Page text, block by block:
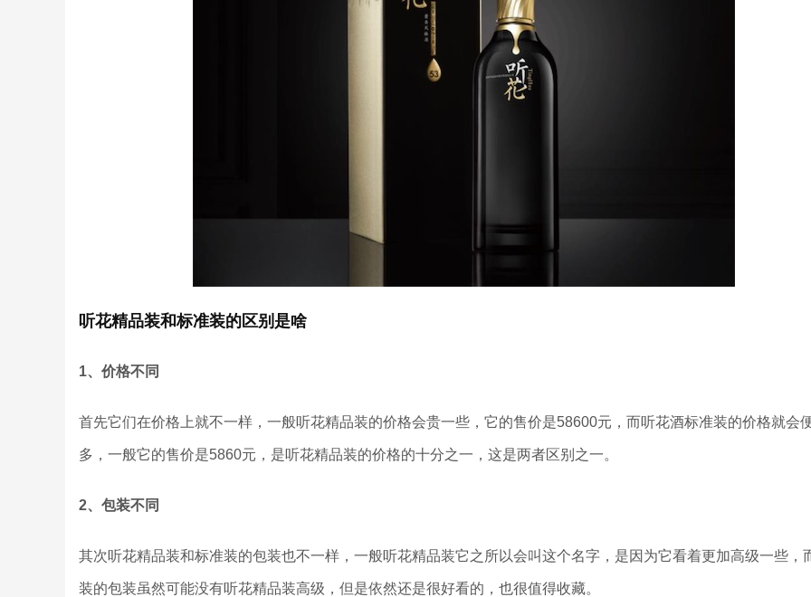
听花精品装和标准装的区别是啥
1、价格不同
首先它们在价格上就不一样，一般听花精品装的价格会贵一些，它的售价是58600元，而听花酒标准装的价格就会
多，一般它的售价是5860元，是听花精品装的价格的十分之一，这是两者区别之一。
2、包装不同
其次听花精品装和标准装的包装也不一样，一般听花精品装它之所以会叫这个名字，是因为它看着更加高级一些，
装的包装虽然可能没有听花精品装高级，但是依然还是很好看的，也很值得收藏。